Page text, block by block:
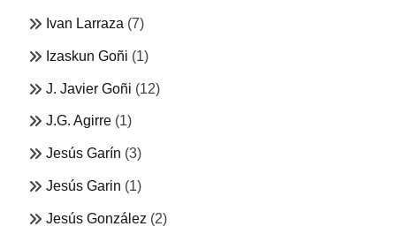
Ivan Larraza (7)
Izaskun Goñi (1)
J. Javier Goñi (12)
J.G. Agirre (1)
Jesús Garín (3)
Jesús Garin (1)
Jesús González (2)